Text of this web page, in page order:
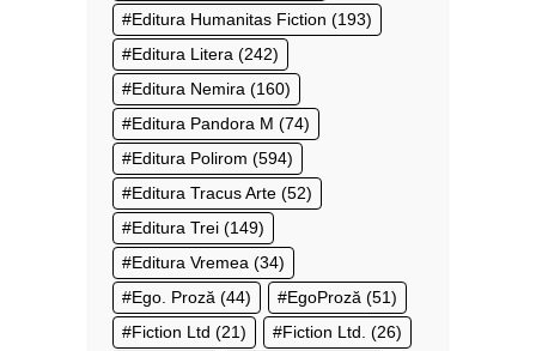
Editura Humanitas Fiction (193)
Editura Litera (242)
Editura Nemira (160)
Editura Pandora M (74)
Editura Polirom (594)
Editura Tracus Arte (52)
Editura Trei (149)
Editura Vremea (34)
Ego. Proză (44) EgoProză (51)
Fiction Ltd (21) Fiction Ltd. (26)